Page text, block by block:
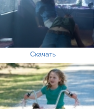
Скачать